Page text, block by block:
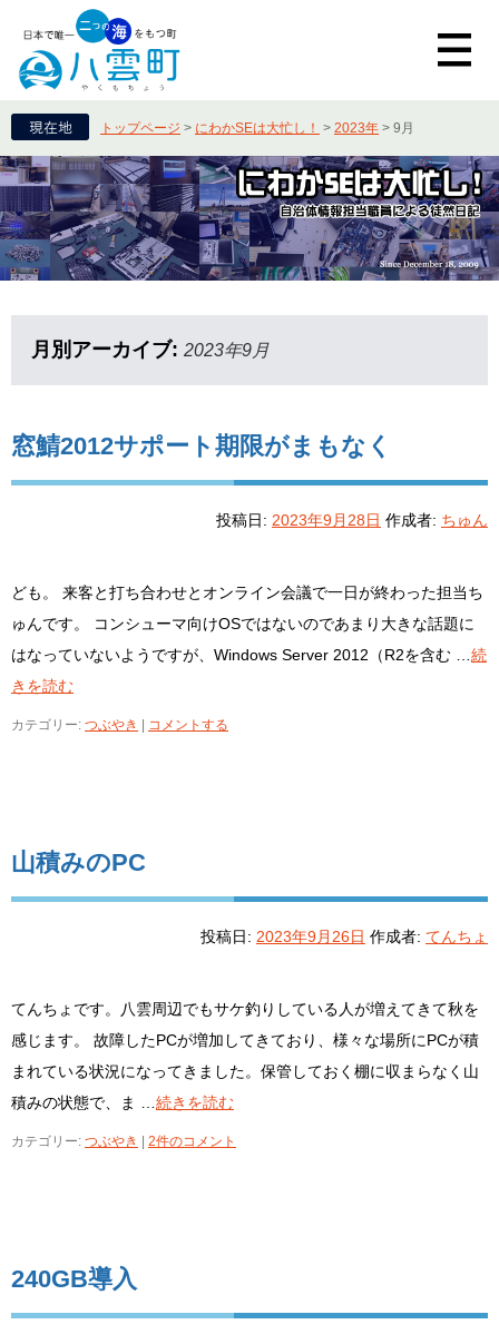
トップページ > にわかSEは大忙し！ > 2023年 > 9月
月別アーカイブ: 2023年9月
窓鯖2012サポート期限がまもなく
投稿日: 2023年9月28日 作成者: ちゅん
ども。 来客と打ち合わせとオンライン会議で一日が終わった担当ち
ゅんです。 コンシューマ向けOSではないのであまり大きな話題に
はなっていないようですが、Windows Server 2012（R2を含む … 続
きを読む
カテゴリー: つぶやき コメントする
山積みのPC
投稿日: 2023年9月26日 作成者: てんちょ
てんちょです。八雲周辺でもサケ釣りしている人が増えてきて秋を
感じます。 故障したPCが増加してきており、様々な場所にPCが積
まれている状況になってきました。保管しておく棚に収まらなく山
積みの状態で、ま … 続きを読む
カテゴリー: つぶやき 2件のコメント
240GB導入